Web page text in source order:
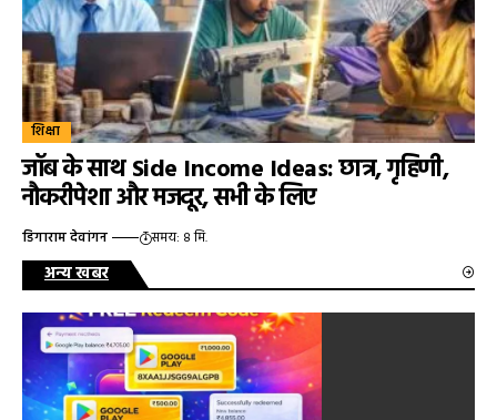
शिक्षा
जॉब के साथ Side Income Ideas: छात्र, गृहिणी,
नौकरीपेशा और मजदूर, सभी के लिए
डिगाराम देवांगन समय: 8 मि.
अन्य खबर